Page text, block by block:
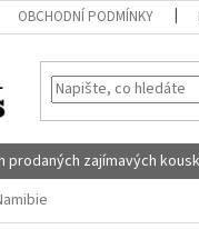
OBCHODNÍ PODMÍNKY
prodaných zajímavých